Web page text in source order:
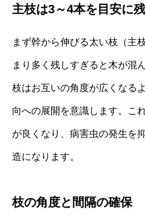
主枝は3～4本を目安に
まず幹から伸びる太い枝（主
まり多く残しすぎると木が混
枝はお互いの角度が広くなる
向への展開を意識します。こ
が良くなり、病害虫の発生を
造になります。
枝の角度と間隔の確保